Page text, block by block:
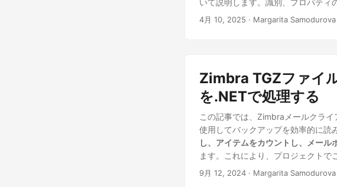
いて説明します。識別、プロパティ
4月 10, 2025 · Margarita Samodurova
Zimbra TGZファイ
を.NETで処理する
この記事では、Zimbraメールクラ
使用してバックアップを効率的に読
し、アイテムをカウントし、メー
ます。これにより、プロジェクトで
9月 12, 2024 · Margarita Samodurova